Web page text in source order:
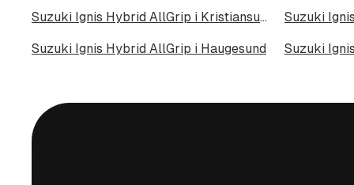
Suzuki Ignis Hybrid AllGrip i Kristiansund Suzuki
Suzuki Ignis Hybrid AllGrip i Haugesund Suzuki